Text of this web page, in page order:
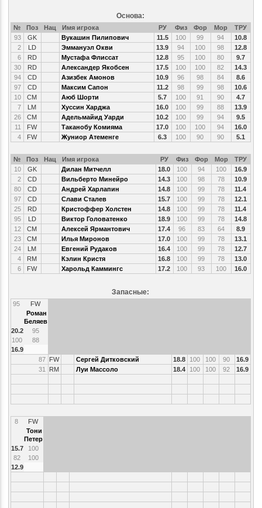
Основа:
№ Поз Нац Имя игрока РУ Физ Фор Мор
ТРУ
93
GK Вукашин Пилипович 11.5 100 99 94
10.8
2
LD Эммануэл Окви 13.9 94 100 98
12.8
6
RD Мустафа Флиссат 12.8 95 100 80
9.7
30
RD Александер Якобсен 17.5 100 100 82
14.3
94
CD Азизбек Амонов 10.9 96 98 84
8.6
97
CD Максим Сапон 11.2 98 99 98
10.6
10
CM Аюб Шорти 5.7 100 91 90
4.7
7
LM Хуссин Харджа 16.0 100 99 88
13.9
26
CM Адельмайид Уарди 10.2 100 99 94
9.5
11
FW Таканобу Комияма 17.0 100 100 94
16.0
4
FW Жуниор Атеменге 6.3 100 90 90 5.1
№ Поз Нац Имя игрока РУ Физ Фор Мор
ТРУ
10
GK Дилан Митчелл 18.0 100 94 100
16.9
2
CD Вильберто Минейро 14.3 100 98 78
10.9
80
CD Андрей Харлапин 14.8 100 99 78
11.4
97
CD Слави Сталев 15.7 100 99 78
12.1
25
RD Кристоффер Холстен 14.8 100 99 78
11.4
95
LD Виктор Головатенко 18.9 100 99 78
14.8
12
CM Алексей Ярмантович 17.4 96 83 64
8.9
23
CM Илья Миронов 17.0 100 99 78
13.1
24
LM Евгений Рудаков 16.4 100 99 78
12.7
4
RM Кэлин Кристя 16.8 100 99 78
13.0
6
FW Харольд Каммингс 17.2 100 93 100 16.0
Запасные:
95
FW
Роман
Беляев
20.2
95
100
88
16.9
87 FW Сергей Дитковский 18.8 100 100 90
16.9
31
RM Луи Массоло 18.4 100 100 92 16.9
8
FW
Тони
Петер
15.7
100
82
100
12.9